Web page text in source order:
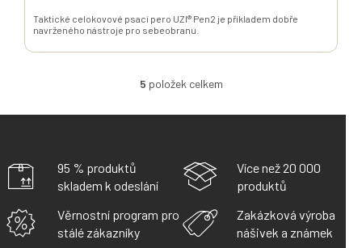
Taktické celokovové psací pero UZI® Pen2 je příkladem dobře
navrženého nástroje pro sebeobranu.
O
L
A
C
R
5 položek celkem
95 % produktů
skladem k odeslání
Více než 20 000
produktů
Věrnostní program pro
stálé zákazníky
Zakázková výroba
nášivek a známek